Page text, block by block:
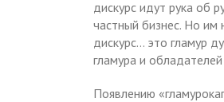
дискурс идут рука об
частный бизнес. Но им
дискурс… это гламур
гламура и
Появлению